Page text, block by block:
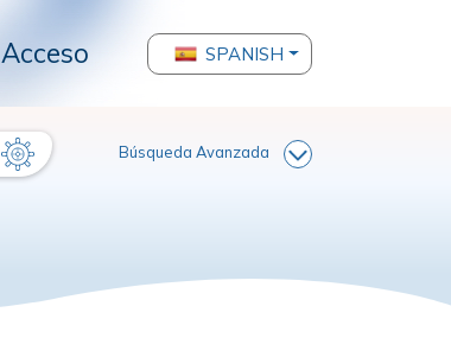
Acceso SPANISH
Búsqueda Avanzada